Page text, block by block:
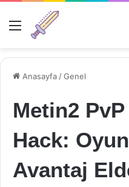
Menü
Anasayfa /Genel
Metin2
Hack:
Avantaj